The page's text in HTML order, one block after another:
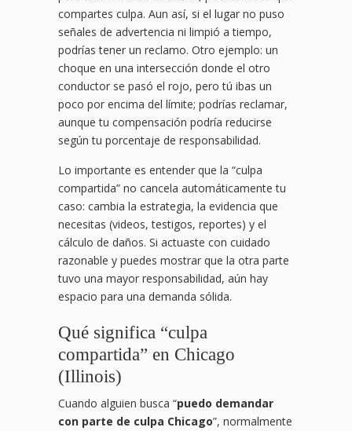
compartes culpa. Aun así, si el lugar no puso
señales de advertencia ni limpió a tiempo,
podrías tener un reclamo. Otro ejemplo: un
choque en una intersección donde el otro
conductor se pasó el rojo, pero tú ibas un
poco por encima del límite; podrías reclamar,
aunque tu compensación podría reducirse
según tu porcentaje de responsabilidad.
Lo importante es entender que la “culpa
compartida” no cancela automáticamente tu
caso: cambia la estrategia, la evidencia que
necesitas (videos, testigos, reportes) y el
cálculo de daños. Si actuaste con cuidado
razonable y puedes mostrar que la otra parte
tuvo una mayor responsabilidad, aún hay
espacio para una demanda sólida.
Qué significa “culpa
compartida” en Chicago
(Illinois)
Cuando alguien busca “puedo demandar
con parte de culpa Chicago”, normalmente